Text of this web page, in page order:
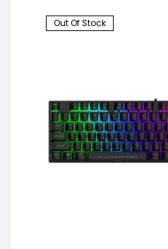
Out Of Stock